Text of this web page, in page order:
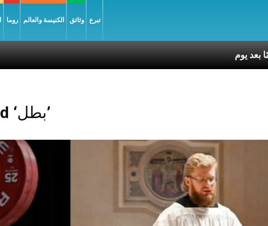
روما الكنيسة والعالم وثائق تبرع
Posts Tagged ‘بطل’